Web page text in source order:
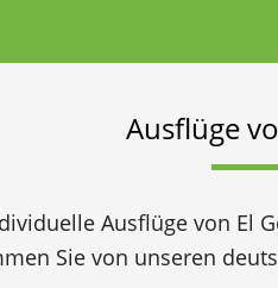
Ausflüge
Ausflüge von El
Sie von unseren